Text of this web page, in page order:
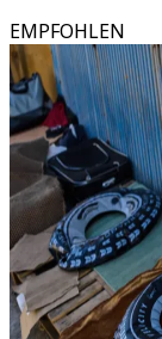
EMPFOHLEN